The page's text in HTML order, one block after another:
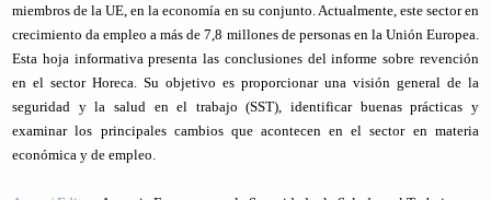
miembros de la UE, en la economía en su conjunto. Actualmente, este sector en
crecimiento da empleo a más de 7,8 millones de personas en la Unión Europea.
Esta hoja informativa presenta las conclusiones del informe sobre revención
en el sector Horeca. Su objetivo es proporcionar una visión general de la
seguridad y la salud en el trabajo (SST), identificar buenas prácticas y
examinar los principales cambios que acontecen en el sector en materia
económica y de empleo.